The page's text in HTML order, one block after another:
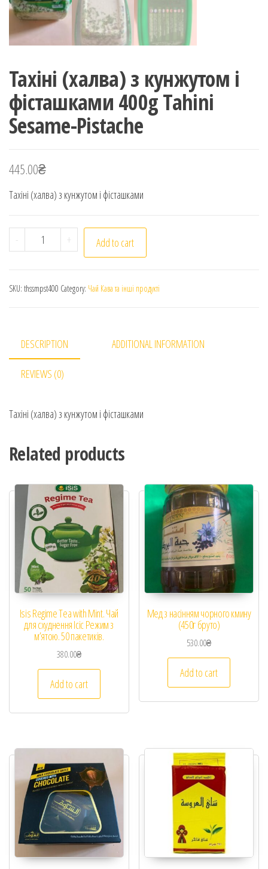
Тахіні (халва) з кунжутом і
фісташками 400g Tahini
Sesame-Pistache
445.00₴
Тахіні (халва) з кунжутом і фісташками
- Тахіні (халва) з кунжутом і фісташками 400g Tahini
+ Add to cart
SKU: thssmpst400 Category: Чай Кава та інші продукті
DESCRIPTION ADDITIONAL INFORMATION
REVIEWS (0)
Тахіні (халва) з кунжутом і фісташками
Related products
Isis Regime Tea with Mint. Чай
для схуднення Ісіс Режим з
м’ятою. 50 пакетиків.
380.00₴
Add to cart
Мед з насінням чорного кмину
(450г бруто)
530.00₴
Add to cart